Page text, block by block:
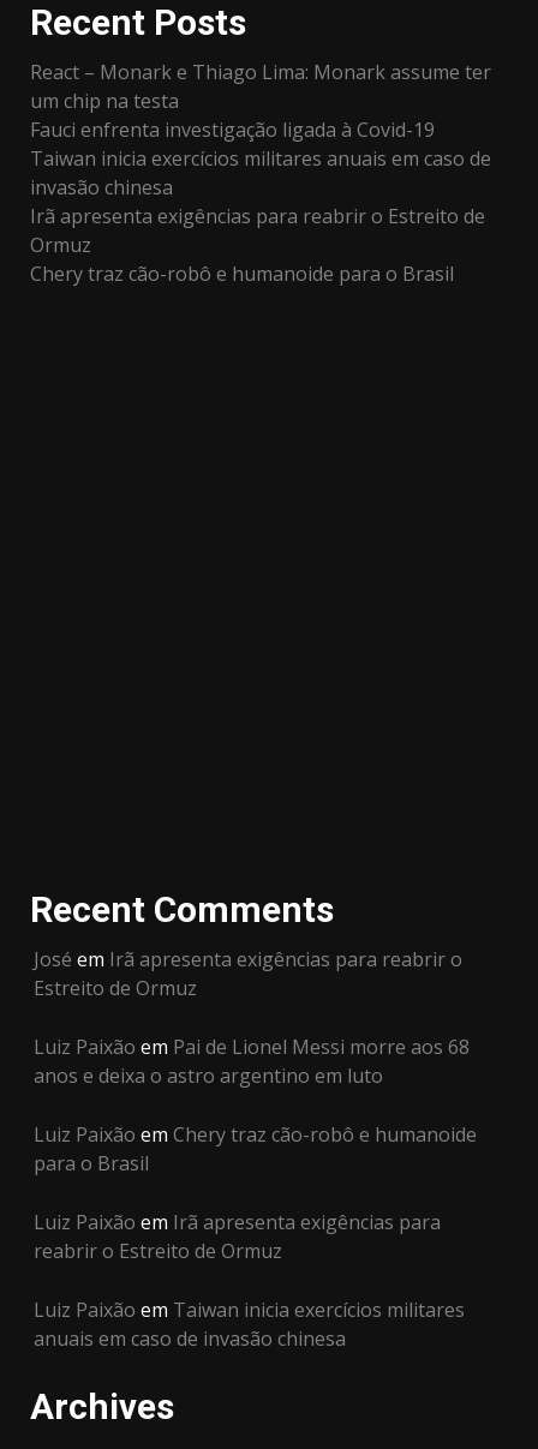
Recent Posts
React – Monark e Thiago Lima: Monark assume ter
um chip na testa
Fauci enfrenta investigação ligada à Covid-19
Taiwan inicia exercícios militares anuais em caso de
invasão chinesa
Irã apresenta exigências para reabrir o Estreito de
Ormuz
Chery traz cão-robô e humanoide para o Brasil
Recent Comments
José em Irã apresenta exigências para reabrir o
Estreito de Ormuz
Luiz Paixão em Pai de Lionel Messi morre aos 68
anos e deixa o astro argentino em luto
Luiz Paixão em Chery traz cão-robô e humanoide
para o Brasil
Luiz Paixão em Irã apresenta exigências para
reabrir o Estreito de Ormuz
Luiz Paixão em Taiwan inicia exercícios militares
anuais em caso de invasão chinesa
Archives